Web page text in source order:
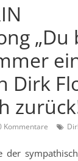
„Du
Dirk
Kommentare
der